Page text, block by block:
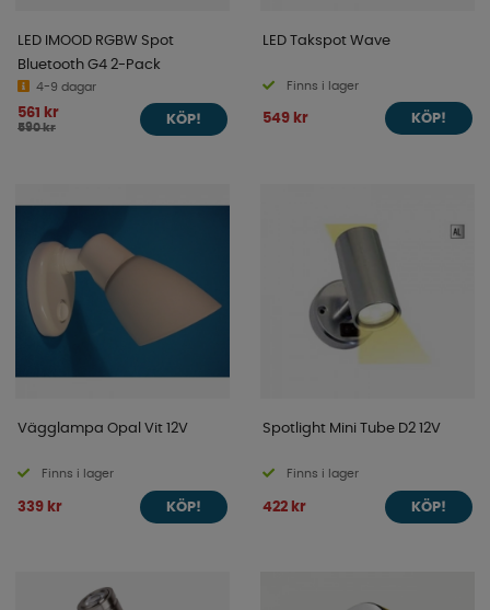
LED IMOOD RGBW Spot
Bluetooth G4 2-Pack
4-9 dagar
561 kr
590 kr
KÖP!
LED Takspot Wave
Finns i lager
549 kr KÖP!
Vägglampa Opal Vit 12V
Finns i lager
339 kr KÖP!
Spotlight Mini Tube D2 12V
Finns i lager
422 kr KÖP!